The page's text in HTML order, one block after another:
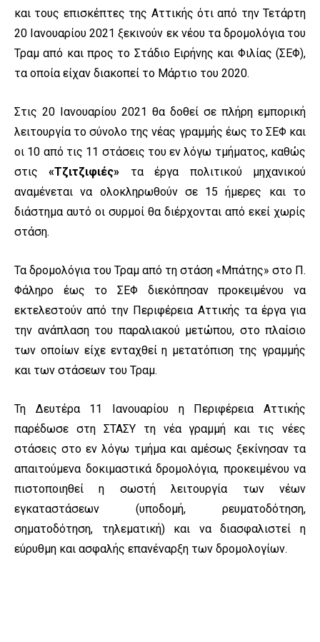
και τους επισκέπτες της Αττικής ότι από την Τετάρτη
20 Ιανουαρίου 2021 ξεκινούν εκ νέου τα δρομολόγια του
Τραμ από και προς το Στάδιο Ειρήνης και Φιλίας (ΣΕΦ),
τα οποία είχαν διακοπεί το Μάρτιο του 2020.
Στις 20 Ιανουαρίου 2021 θα δοθεί σε πλήρη εμπορική
λειτουργία το σύνολο της νέας γραμμής έως το ΣΕΦ και
οι 10 από τις 11 στάσεις του εν λόγω τμήματος, καθώς
στις«Τζιτζιφιές» τα έργα πολιτικού μηχανικού
αναμένεται να ολοκληρωθούν σε 15 ήμερες και το
διάστημα αυτό οι συρμοί θα διέρχονται από εκεί χωρίς
στάση.
Τα δρομολόγια του Τραμ από τη στάση «Μπάτης» στο Π.
Φάληρο έως το ΣΕΦ διεκόπησαν προκειμένου να
εκτελεστούν από την Περιφέρεια Αττικής τα έργα για
την ανάπλαση του παραλιακού μετώπου, στο πλαίσιο
των οποίων είχε ενταχθεί η μετατόπιση της γραμμής
και των στάσεων του Τραμ.
Τη Δευτέρα 11 Ιανουαρίου η Περιφέρεια Αττικής
παρέδωσε στη ΣΤΑΣΥ τη νέα γραμμή και τις νέες
στάσεις στο εν λόγω τμήμα και αμέσως ξεκίνησαν τα
απαιτούμενα δοκιμαστικά δρομολόγια, προκειμένου να
πιστοποιηθεί η σωστή λειτουργία των νέων
εγκαταστάσεων (υποδομή, ρευματοδότηση,
σηματοδότηση, τηλεματική) και να διασφαλιστεί η
εύρυθμη και ασφαλής επανέναρξη των δρομολογίων.